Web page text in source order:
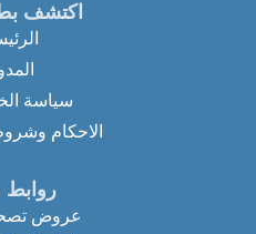
اكتشف
سياسة
الاحكام
روابط
عروض